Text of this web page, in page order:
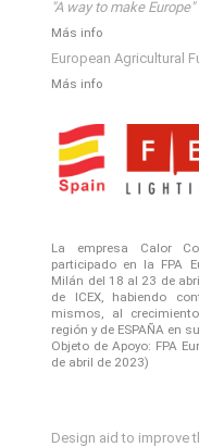
"A way to make Europe"
Más info
European Agricultural
Más info
La empresa Calor
participado en la FPA
Milán del 18 al 23 de
de ICEX, habiendo
mismos, al
región y de ESPAÑA en
Objeto de Apoyo: FPA
de abril de 2023)
Design aid to improve